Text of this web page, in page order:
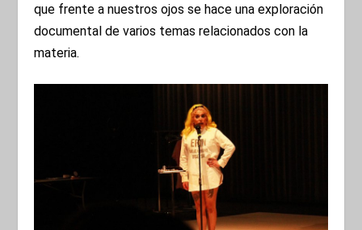
que frente a nuestros ojos se hace una exploración
documental de varios temas relacionados con la
materia.